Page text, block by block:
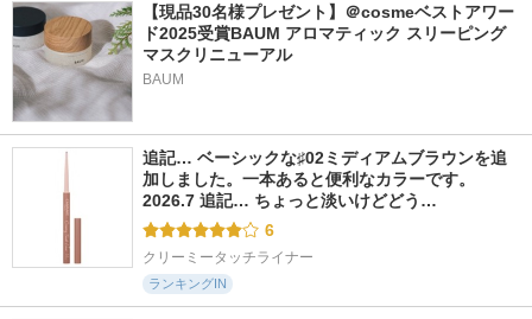
【現品30名様プレゼント】＠cosmeベストアワー
ド2025受賞BAUM アロマティック スリーピング
マスクリニューアル
BAUM
追記… ベーシックな♯02ミディアムブラウンを追
加しました。一本あると便利なカラーです。
2026.7 追記… ちょっと淡いけどどう…
6
クリーミータッチライナー
ランキングIN